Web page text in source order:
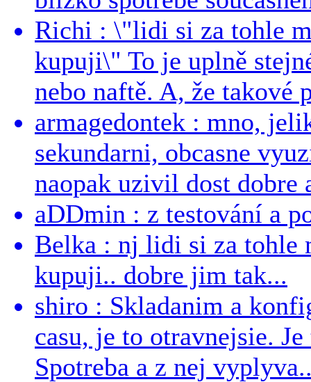
Richi : \"lidi si za tohle
kupuji\" To je uplně
nebo naftě. A, že takové
armagedontek : mno,
sekundarni, obcasne
naopak uzivil dost dobre
aDDmin : z testování a
Belka : nj lidi si za tohle
kupuji.. dobre jim tak...
shiro : Skladanim a
casu, je to otravnejsie.
Spotreba a z nej